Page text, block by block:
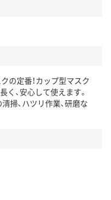
の定番！カップ型マスク
、安心して使えます。
掃、ハツリ作業、研磨な